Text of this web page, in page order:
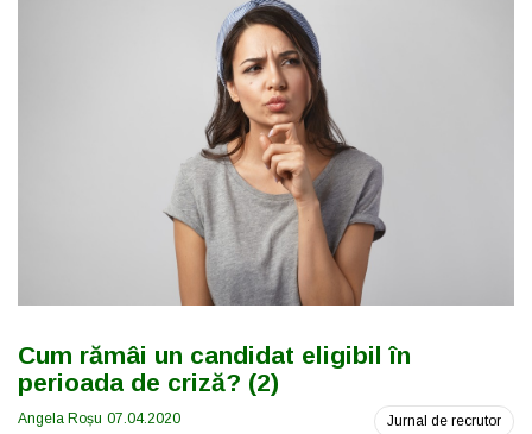
Cum rămâi un candidat eligibil în
perioada de criză? (2)
Angela Roșu 07.04.2020 Jurnal de recrutor